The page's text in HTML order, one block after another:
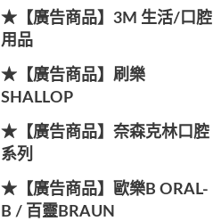
★【廣告商品】3M 生活/口腔
用品
★【廣告商品】刷樂
SHALLOP
★【廣告商品】奈森克林口腔
系列
★【廣告商品】歐樂B ORAL-
B / 百靈BRAUN